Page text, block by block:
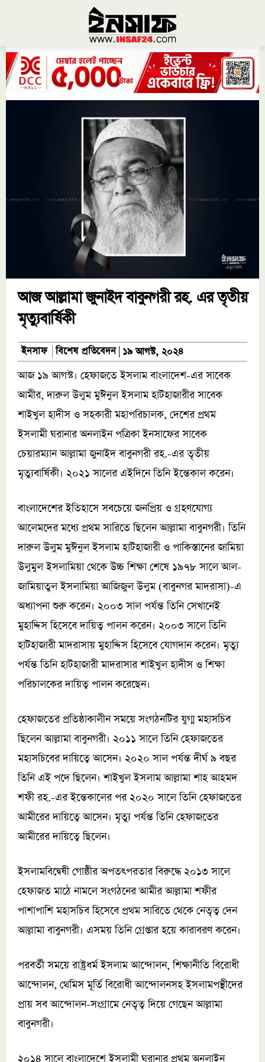
আজ আল্লামা জুনাইদ বাবুনগরী রহ. এর তৃতীয়
মৃত্যুবার্ষিকী
ইনসাফ বিশেষ প্রতিবেদন ১৯ আগস্ট, ২০২৪
আজ ১৯ আগস্ট। হেফাজতে ইসলাম বাংলাদেশ-এর সাবেক
আমীর, দারুল উলুম মুঈনুল ইসলাম হাটহাজারীর সাবেক
শাইখুল হাদীস ও সহকারী মহাপরিচালক, দেশের প্রথম
ইসলামী ঘরানার অনলাইন পত্রিকা ইনসাফের সাবেক
চেয়ারম্যান আল্লামা জুনাইদ বাবুনগরী রহ.-এর তৃতীয়
মৃত্যুবার্ষিকী। ২০২১ সালের এইদিনে তিনি ইন্তেকাল করেন।
বাংলাদেশের ইতিহাসে সবচেয়ে জনপ্রিয় ও গ্রহণযোগ্য
আলেমদের মধ্যে প্রথম সারিতে ছিলেন আল্লামা বাবুনগরী। তিনি
দারুল উলুম মুঈনুল ইসলাম হাটহাজারী ও পাকিস্তানের জামিয়া
উলুমুল ইসলামিয়া থেকে উচ্চ শিক্ষা শেষে ১৯৭৮ সালে আল-
জামিয়াতুল ইসলামিয়া আজিজুল উলুম (বাবুনগর মাদরাসা)-এ
অধ্যাপনা শুরু করেন। ২০০৩ সাল পর্যন্ত তিনি সেখানেই
মুহাদ্দিস হিসেবে দায়িত্ব পালন করেন। ২০০৩ সালে তিনি
হাটহাজারী মাদরাসায় মুহাদ্দিস হিসেবে যোগদান করেন। মৃত্যু
পর্যন্ত তিনি হাটহাজারী মাদরাসার শাইখুল হাদীস ও শিক্ষা
পরিচালকের দায়িত্ব পালন করেছেন।
হেফাজতের প্রতিষ্ঠাকালীন সময়ে সংগঠনটির যুগ্ম মহাসচিব
ছিলেন আল্লামা বাবুনগরী। ২০১১ সালে তিনি হেফাজতের
মহাসচিবের দায়িত্বে আসেন। ২০২০ সাল পর্যন্ত দীর্ঘ ৯ বছর
তিনি এই পদে ছিলেন। শাইখুল ইসলাম আল্লামা শাহ আহমদ
শফী রহ.-এর ইন্তেকালের পর ২০২০ সালে তিনি হেফাজতের
আমীরের দায়িত্বে আসেন। মৃত্যু পর্যন্ত তিনি হেফাজতের
আমীরের দায়িত্বে ছিলেন।
ইসলামবিদ্বেষী গোষ্ঠীর অপতৎপরতার বিরুদ্ধে ২০১৩ সালে
হেফাজত মাঠে নামলে সংগঠনের আমীর আল্লামা শফীর
পাশাপাশি মহাসচিব হিসেবে প্রথম সারিতে থেকে নেতৃত্ব দেন
আল্লামা বাবুনগরী। এসময় তিনি গ্রেপ্তার হয়ে কারাবরণ করেন।
পরবর্তী সময়ে রাষ্ট্রধর্ম ইসলাম আন্দোলন, শিক্ষানীতি বিরোধী
আন্দোলন, থেমিস মূর্তি বিরোধী আন্দোলনসহ ইসলামপন্থীদের
প্রায় সব আন্দোলন-সংগ্রামে নেতৃত্ব দিয়ে গেছেন আল্লামা
বাবুনগরী।
২০১৪ সালে বাংলাদেশে ইসলামী ঘরানার প্রথম অনলাইন